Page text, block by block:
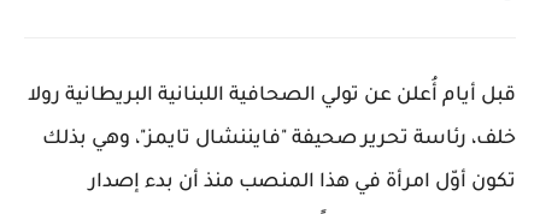
قبل أيام أُعلن عن تولي الصحافية اللبنانية البريطانية رولا
خلف، رئاسة تحرير صحيفة "فايننشال تايمز"، وهي بذلك
تكون أوّل امرأة في هذا المنصب منذ أن بدء إصدار